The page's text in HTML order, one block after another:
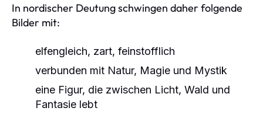
In nordischer Deutung schwingen daher folgende
Bilder mit:
elfengleich, zart, feinstofflich
verbunden mit Natur, Magie und Mystik
eine Figur, die zwischen Licht, Wald und
Fantasie lebt